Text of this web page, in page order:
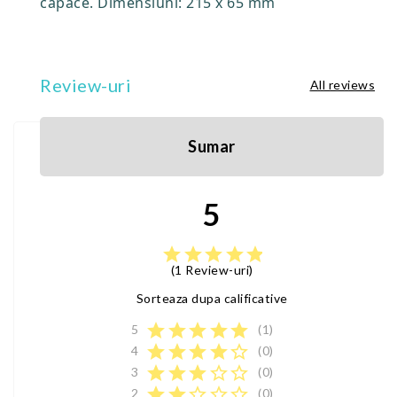
Review-uri All reviews
Sumar
5
starstarstarstarstar
(1 Review-uri)
Sorteaza dupa calificative
5 starstarstarstarstar
(1)
4 starstarstarstarstar_border
(0)
3
starstarstarstar_borderstar_border
(0)
2
(0)